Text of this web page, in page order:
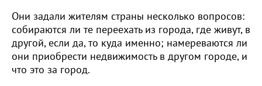
Они задали жителям страны несколько вопросов:
собираются ли те переехать из города, где живут, в
другой, если да, то куда именно; намереваются ли
они приобрести недвижимость в другом городе, и
что это за город.